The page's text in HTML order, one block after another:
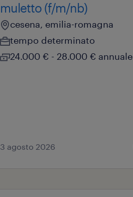
muletto (f/m/nb)
cesena, emilia-romagna
tempo determinato
24.000 € - 28.000 € annuale
3 agosto 2026